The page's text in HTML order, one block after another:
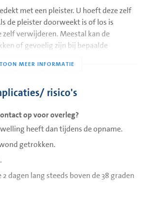
met kleine gaatjes
met een pleister. U hoeft deze zelf
de pleister doorweekt is of los is
zelf verwijderen. Meestal kan de
of gevoelig zijn bij bepaalde
met een watervaste stift een streepje
zodat u ziet hoeveel er per dag
worden wanneer de productie
hoeveelheid. Dit kan zijn:
per 24 uur, óf
risico's
op voor overleg?
heeft dan tijdens de opname.
getrokken.
dagen lang steeds boven de 38 graden